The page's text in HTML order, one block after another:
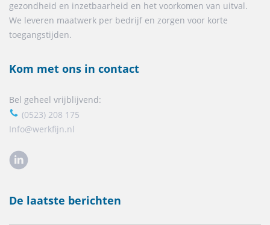
gezondheid en inzetbaarheid en het voorkomen van uitval.
We leveren maatwerk per bedrijf en zorgen voor korte
toegangstijden.
Kom met ons in contact
Bel geheel vrijblijvend:
(0523) 208 175
Info@werkfijn.nl
De laatste berichten